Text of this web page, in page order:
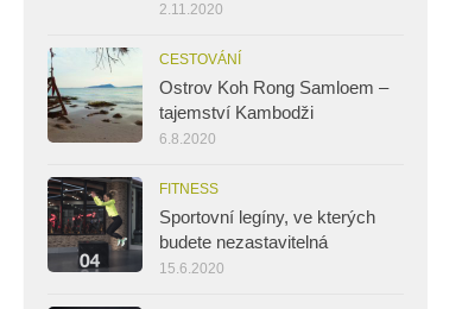
2.11.2020
CESTOVÁNÍ
Ostrov Koh Rong Samloem –
tajemství Kambodži
6.8.2020
FITNESS
Sportovní legíny, ve kterých
budete nezastavitelná
15.6.2020